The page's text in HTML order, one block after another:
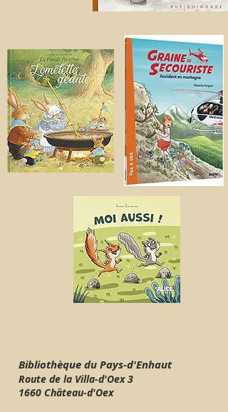
Bibliothèque du Pays-d'Enhaut
Route de la Villa-d'Oex 3
1660 Château-d'Oex